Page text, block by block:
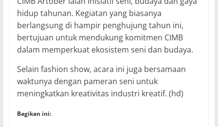
hidup tahunan. Kegiatan yang biasanya
berlangsung di hampir penghujung tahun ini,
bertujuan untuk mendukung komitmen CIMB
dalam memperkuat ekosistem seni dan budaya.
Selain fashion show, acara ini juga bersamaan
waktunya dengan pameran seni untuk
meningkatkan kreativitas industri kreatif. (hd)
Bagikan ini: